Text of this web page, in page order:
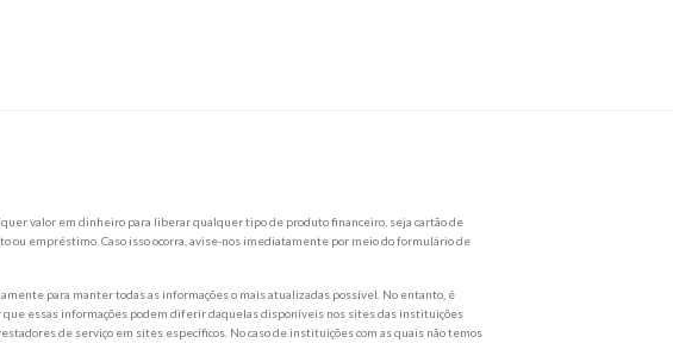
valor em dinheiro para liberar qualquer tipo de produto financeiro, seja cartão de
ou empréstimo. Caso isso ocorra, avise-nos imediatamente por meio do formulário de
para manter todas as informações o mais atualizadas possível. No entanto, é
essas informações podem diferir daquelas disponíveis nos sites das instituições
de serviço em sites específicos. No caso de instituições com as quais não temos